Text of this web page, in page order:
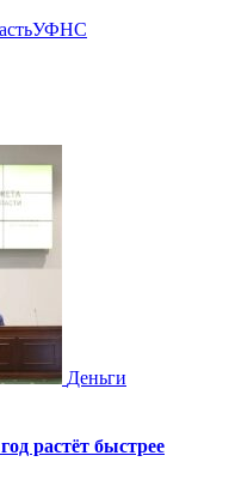
УФНС
Деньги
растёт быстрее